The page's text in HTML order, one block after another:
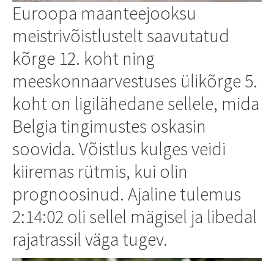
Euroopa maanteejooksu
meistrivõistlustelt saavutatud
kõrge 12. koht ning
meeskonnaarvestuses ülikõrge 5.
koht on ligilähedane sellele, mida
Belgia tingimustes oskasin
soovida. Võistlus kulges veidi
kiiremas rütmis, kui olin
prognoosinud. Ajaline tulemus
2:14:02 oli sellel mägisel ja libedal
rajatrassil väga tugev.